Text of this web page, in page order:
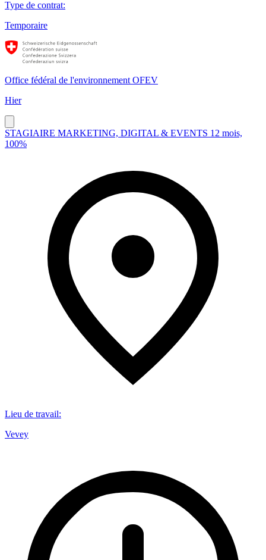
Type de contrat:
Temporaire
Office fédéral de l'environnement OFEV
Hier
STAGIAIRE MARKETING, DIGITAL & EVENTS 12 mois,
100%
Lieu de travail:
Vevey